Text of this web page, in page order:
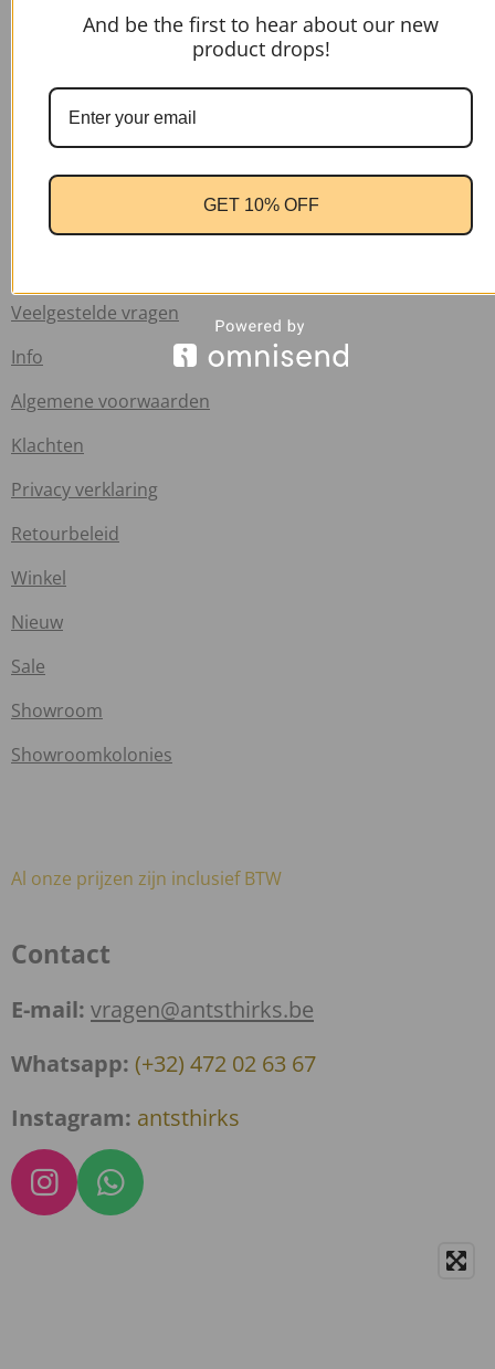
gtag('config', 'AW-17037107622');
Handige links
Contact
Veelgestelde vragen
Info
Algemene voorwaarden
Klachten
Privacy verklaring
Retourbeleid
Winkel
Nieuw
Sale
Showroom
Showroomkolonies
Al onze prijzen zijn inclusief BTW
Contact
E-mail: vragen@antsthirks.be
Whatsapp: (+32) 472 02 63 67
Instagram: antsthirks
I
n
W
h
And be the first to hear about our new
product drops!
GET 10% OFF